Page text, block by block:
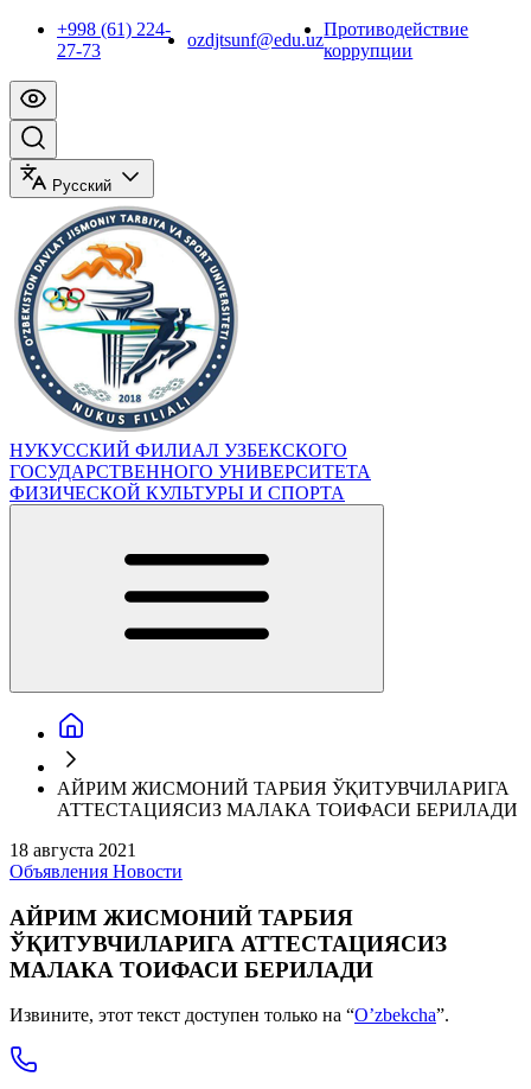
+998 (61) 224-
27-73
ozdjtsunf@edu.uz
Противодействие
коррупции
Русский
НУКУССКИЙ ФИЛИАЛ УЗБЕКСКОГО
ГОСУДАРСТВЕННОГО УНИВЕРСИТЕТА
ФИЗИЧЕСКОЙ КУЛЬТУРЫ И СПОРТА
АЙРИМ ЖИСМОНИЙ ТАРБИЯ ЎҚИТУВЧИЛАРИГА
АТТЕСТАЦИЯСИЗ МАЛАКА ТОИФАСИ БЕРИЛАДИ
18 августа 2021
Объявления Новости
АЙРИМ ЖИСМОНИЙ ТАРБИЯ
ЎҚИТУВЧИЛАРИГА АТТЕСТАЦИЯСИЗ
МАЛАКА ТОИФАСИ БЕРИЛАДИ
Извините, этот текст доступен только на “O’zbekcha”.